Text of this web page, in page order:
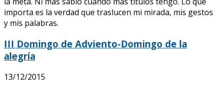
importa es la verdad que traslucen mi mirada, mis gestos
y mis palabras.
III Domingo de Adviento-Domingo de la
alegría
13/12/2015